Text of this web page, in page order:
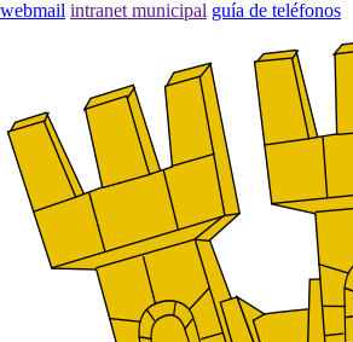
webmail intranet municipal guía de teléfonos